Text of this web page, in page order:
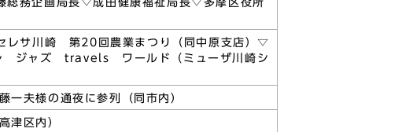
務企画局長▽成田健康福祉局長▽多摩区役所
レサ川崎 第20回農業まつり（同中原支店）▽
ジャズ travels ワールド（ミューザ川崎シ
夫様の通夜に参列（同市内）
津区内）